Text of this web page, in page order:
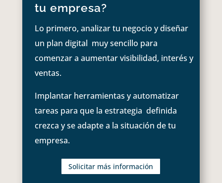
tu empresa?
Lo primero, analizar tu negocio y diseñar
un plan digital muy sencillo para
comenzar a aumentar visibilidad, interés y
ventas.
Implantar herramientas y automatizar
tareas para que la estrategia definida
crezca y se adapte a la situación de tu
empresa.
Solicitar más información